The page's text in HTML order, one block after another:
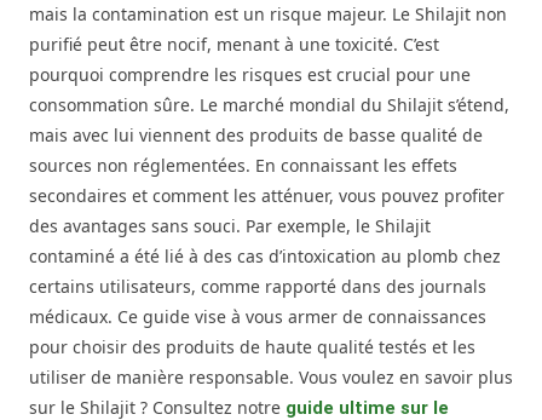
mais la contamination est un risque majeur. Le Shilajit non
purifié peut être nocif, menant à une toxicité. C’est
pourquoi comprendre les risques est crucial pour une
consommation sûre. Le marché mondial du Shilajit s’étend,
mais avec lui viennent des produits de basse qualité de
sources non réglementées. En connaissant les effets
secondaires et comment les atténuer, vous pouvez profiter
des avantages sans souci. Par exemple, le Shilajit
contaminé a été lié à des cas d’intoxication au plomb chez
certains utilisateurs, comme rapporté dans des journals
médicaux. Ce guide vise à vous armer de connaissances
pour choisir des produits de haute qualité testés et les
utiliser de manière responsable. Vous voulez en savoir plus
sur le Shilajit ? Consultez notre guide ultime sur le